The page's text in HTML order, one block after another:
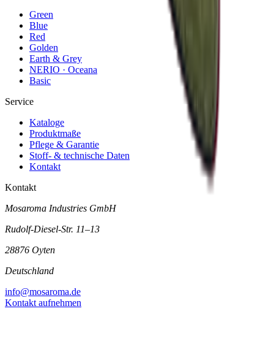
Green
Blue
Red
Golden
Earth & Grey
NERIO · Oceana
Basic
Service
Kataloge
Produktmaße
Pflege & Garantie
Stoff- & technische Daten
Kontakt
Kontakt
Mosaroma Industries GmbH
Rudolf-Diesel-Str. 11–13
28876 Oyten
Deutschland
info@mosaroma.de
Kontakt aufnehmen